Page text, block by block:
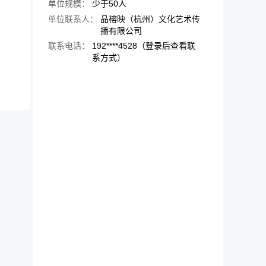
单位规模：
少于50人
单位联系人：
品榕映（杭州）文化艺术传
播有限公司
联系电话：
192****4528（登录后查看联
系方式）